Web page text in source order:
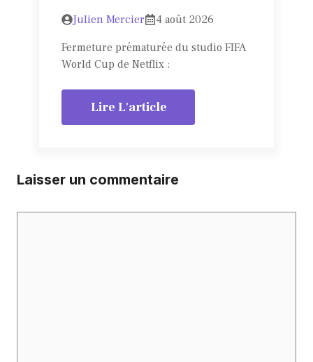
Julien Mercier
4 août 2026
Fermeture prématurée du studio FIFA
World Cup de Netflix :
Lire L'article
Laisser un commentaire